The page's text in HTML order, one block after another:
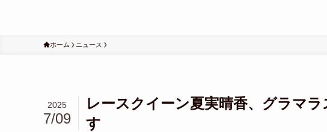
ホーム ニュース
レースクイーン夏実晴香、グラマ
す
2025
7/09